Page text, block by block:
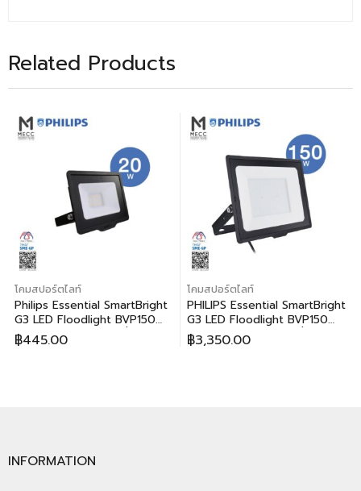
Related Products
โคมสปอร์ตไลท์
Philips Essential SmartBright
G3 LED Floodlight BVP150
20W (ฟิลิปส์ เอสเซนเชี่ยล สมา
ร์ทไบร์ท จี3 แอลอีดี โคมไฟสาด
฿445.00
โคมสปอร์ตไลท์
PHILIPS Essential SmartBright
G3 LED Floodlight BVP150
150W (ฟิลิปส์ เอสเซนเชี่ยล สมา
ร์ทไบร์ท จี3 แอลอีดี โคมไฟสาด
฿3,350.00
INFORMATION